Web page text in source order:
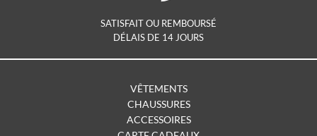
SATISFAIT OU REMBOURSÉ
DÉLAIS DE 14 JOURS
VÊTEMENTS
CHAUSSURES
ACCESSOIRES